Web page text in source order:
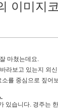
이미지
마쳤는데요.
라보고 있는지 외
소를 중심으로 짚어
있습니다. 경주는